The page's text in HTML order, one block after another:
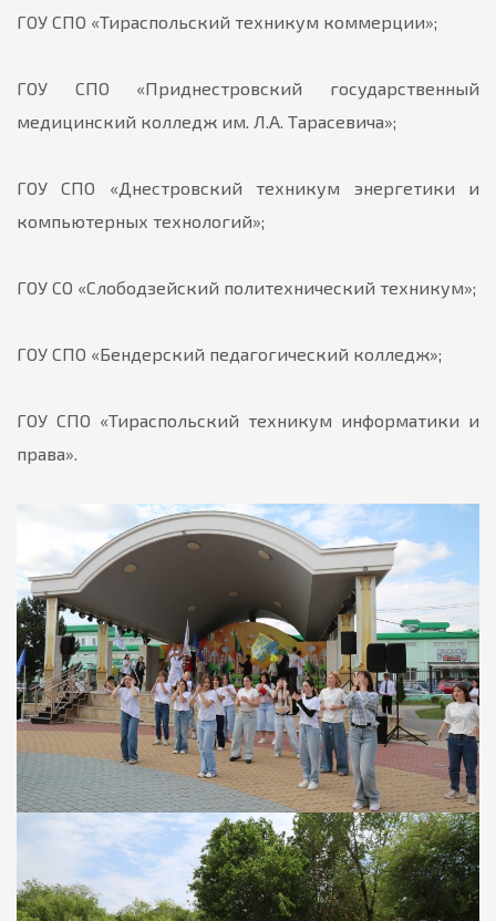
ГОУ СПО «Тираспольский техникум коммерции»;
ГОУ СПО «Приднестровский государственный
медицинский колледж им. Л.А. Тарасевича»;
ГОУ СПО «Днестровский техникум энергетики и
компьютерных технологий»;
ГОУ СО «Слободзейский политехнический техникум»;
ГОУ СПО «Бендерский педагогический колледж»;
ГОУ СПО «Тираспольский техникум информатики и
права».